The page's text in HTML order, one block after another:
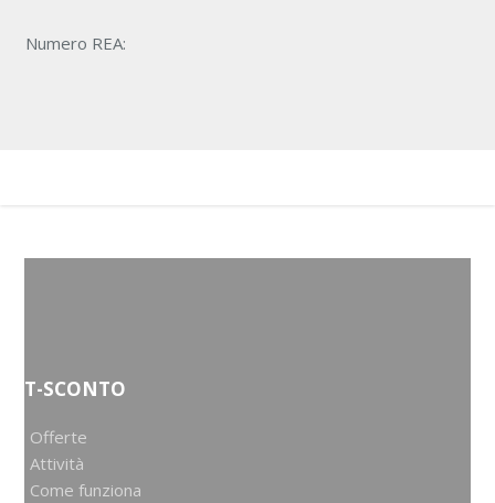
Numero REA:
T-SCONTO
Offerte
Attività
Come funziona